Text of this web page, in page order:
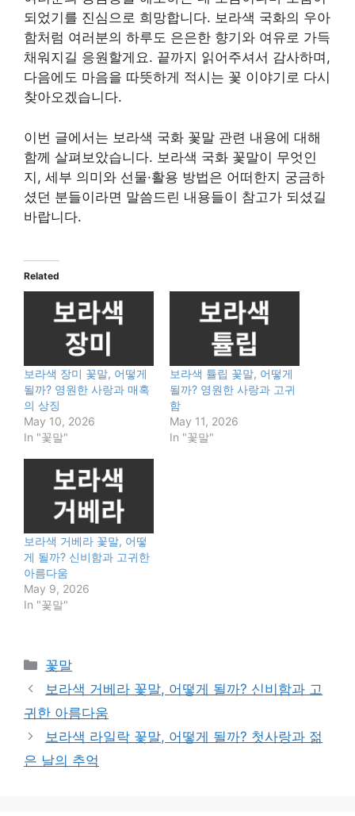
되었기를 진심으로 희망합니다. 보라색 국화의 우아
함처럼 여러분의 하루도 은은한 향기와 여유로 가득
채워지길 응원할게요. 끝까지 읽어주셔서 감사하며,
다음에도 마음을 따뜻하게 적시는 꽃 이야기로 다시
찾아오겠습니다.
이번 글에서는 보라색 국화 꽃말 관련 내용에 대해
함께 살펴보았습니다. 보라색 국화 꽃말이 무엇인
지, 세부 의미와 선물·활용 방법은 어떠한지 궁금하
셨던 분들이라면 말씀드린 내용들이 참고가 되셨길
바랍니다.
Related
보라색 장미 꽃말, 어떻게
될까? 영원한 사랑과 매혹
의 상징
May 10, 2026
In "꽃말"
보라색 튤립 꽃말, 어떻게
될까? 영원한 사랑과 고귀
함
May 11, 2026
In "꽃말"
보라색 거베라 꽃말, 어떻
게 될까? 신비함과 고귀한
아름다움
May 9, 2026
In "꽃말"
Categories
꽃말
보라색 거베라 꽃말, 어떻게 될까? 신비함과 고
귀한 아름다움
보라색 라일락 꽃말, 어떻게 될까? 첫사랑과 젊
은 날의 추억